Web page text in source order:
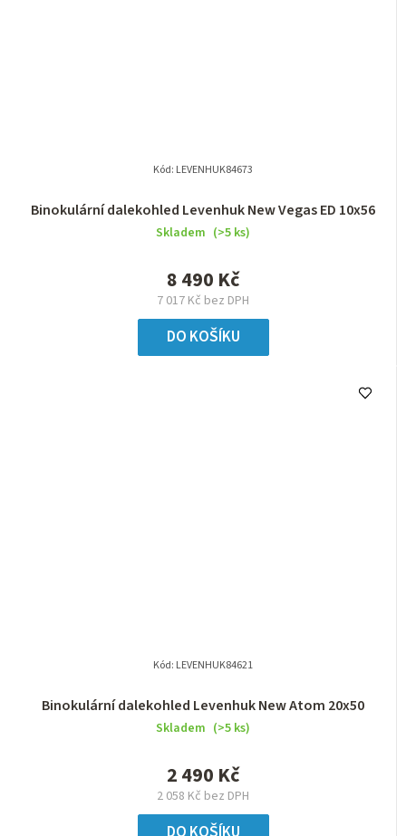
Binokulární dalekohled Levenhuk New Vegas ED 10x56
Skladem (>5 ks)
7 017 Kč bez DPH
8 490 Kč
DO KOŠÍKU
Kód: LEVENHUK84673
Binokulární dalekohled Levenhuk New Atom 20x50
Skladem (>5 ks)
2 058 Kč bez DPH
2 490 Kč
Kód: LEVENHUK84621